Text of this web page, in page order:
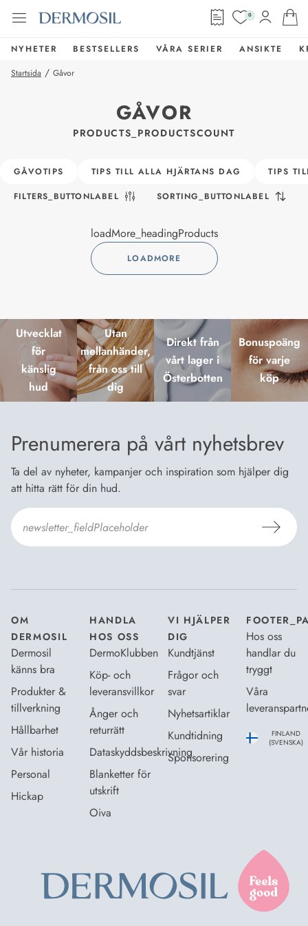
0
NYHETER BESTSELLERS VÅRA SERIER ANSIKTE
Startsida / Gåvor
GÅVOR
PRODUCTS_PRODUCTSCOUNT
GÅVOTIPS TIPS TILL ALLA HJÄRTANS DAG
TIPS
FILTERS_BUTTONLABEL
SORTING_BUTTONLABEL
loadMore_headingProducts
LOADMORE
Utvecklat
för
känslig
hud
Utan
mellanhänder,
från oss till
dig
Direkt från
vårt lager i
Österbotten
Bonuspoäng
för varje
köp
Prenumerera på vårt nyhetsbrev
Ta del av nyheter, kampanjer och inspiration som hjälper dig
att hitta rätt för din hud.
OM
DERMOSIL
Dermosil
känns bra
Produkter &
tillverkning
Hållbarhet
Vår historia
Personal
Hickap
HANDLA
HOS OSS
DermoKlubben
Köp- och
leveransvillkor
Ånger och
returrätt
Dataskyddsbeskrivning
Blanketter för
utskrift
Oiva
VI HJÄLPER
DIG
Kundtjänst
Frågor och
svar
Nyhetsartiklar
Kundtidning
Sponsorering
Hos oss
handlar du
tryggt
Våra
FINLAND
(SVENSKA)